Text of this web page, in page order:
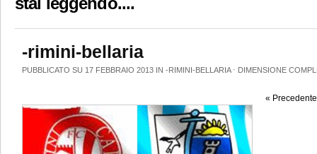
-rimini-bellaria
PUBBLICATO SU 17 FEBBRAIO 2013 IN -RIMINI-BELLARIA ⋅ DIMENSIONE
« Precedente